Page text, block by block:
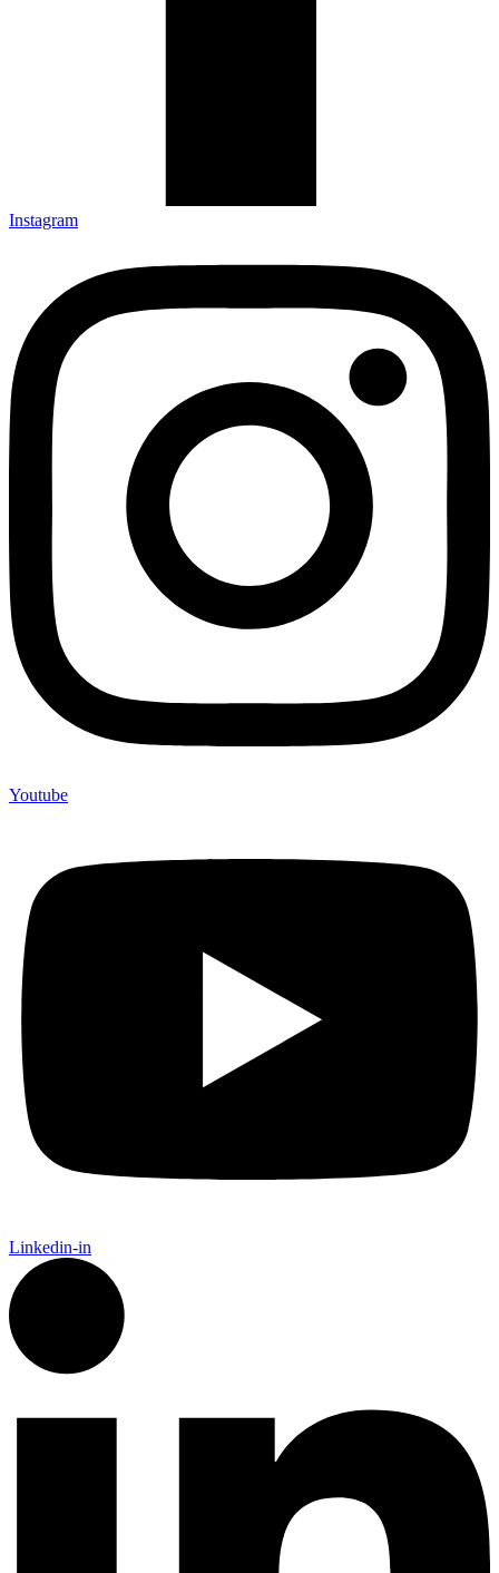
Instagram
Youtube
Linkedin-in